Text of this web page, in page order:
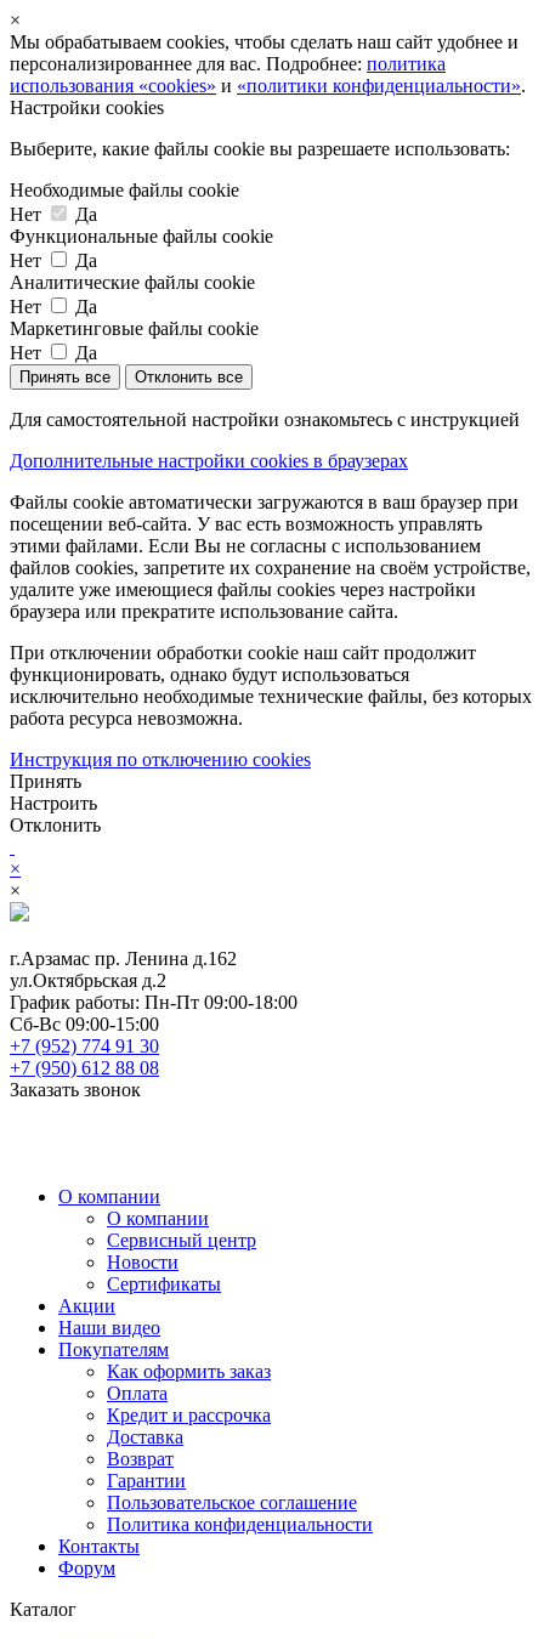
×
Мы обрабатываем cookies, чтобы сделать наш сайт удобнее и
персонализированнее для вас. Подробнее: политика
использования «cookies» и «политики конфиденциальности».
Настройки cookies
Выберите, какие файлы cookie вы разрешаете использовать:
Необходимые файлы cookie
Нет
Да
Функциональные файлы cookie
Нет
Да
Аналитические файлы cookie
Нет
Да
Маркетинговые файлы cookie
Нет
Да
Принять все Отклонить все
Для самостоятельной настройки ознакомьтесь с инструкцией
Дополнительные настройки cookies в браузерах
Файлы cookie автоматически загружаются в ваш браузер при
посещении веб-сайта. У вас есть возможность управлять
этими файлами. Если Вы не согласны с использованием
файлов cookies, запретите их сохранение на своём устройстве,
удалите уже имеющиеся файлы cookies через настройки
браузера или прекратите использование сайта.
При отключении обработки cookie наш сайт продолжит
функционировать, однако будут использоваться
исключительно необходимые технические файлы, без которых
работа ресурса невозможна.
Инструкция по отключению cookies
Принять
Настроить
Отклонить
×
×
г.Арзамас пр. Ленина д.162
ул.Октябрьская д.2
График работы: Пн-Пт 09:00-18:00
Сб-Вс 09:00-15:00
+7 (952) 774 91 30
+7 (950) 612 88 08
Заказать звонок
О компании
О компании
Сервисный центр
Новости
Сертификаты
Акции
Наши видео
Покупателям
Как оформить заказ
Оплата
Кредит и рассрочка
Доставка
Возврат
Гарантии
Пользовательское соглашение
Политика конфиденциальности
Контакты
Форум
Каталог